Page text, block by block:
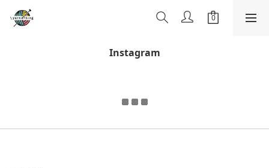
Instagram